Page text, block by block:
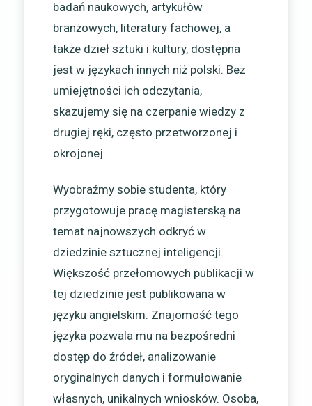
badań naukowych, artykułów
branżowych, literatury fachowej, a
także dzieł sztuki i kultury, dostępna
jest w językach innych niż polski. Bez
umiejętności ich odczytania,
skazujemy się na czerpanie wiedzy z
drugiej ręki, często przetworzonej i
okrojonej.
Wyobraźmy sobie studenta, który
przygotowuje pracę magisterską na
temat najnowszych odkryć w
dziedzinie sztucznej inteligencji.
Większość przełomowych publikacji w
tej dziedzinie jest publikowana w
języku angielskim. Znajomość tego
języka pozwala mu na bezpośredni
dostęp do źródeł, analizowanie
oryginalnych danych i formułowanie
własnych, unikalnych wniosków. Osoba,